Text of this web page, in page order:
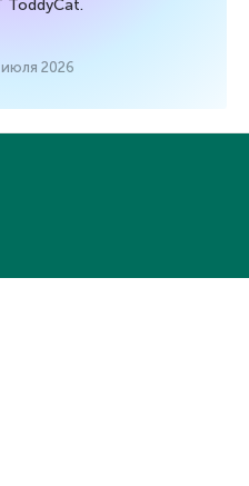
ToddyCat.
июля 2026